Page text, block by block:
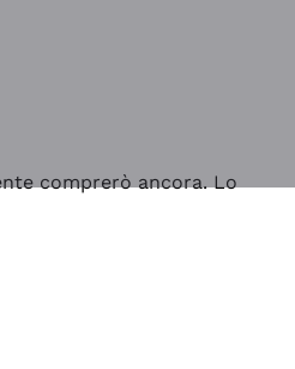
comprerò ancora. Lo